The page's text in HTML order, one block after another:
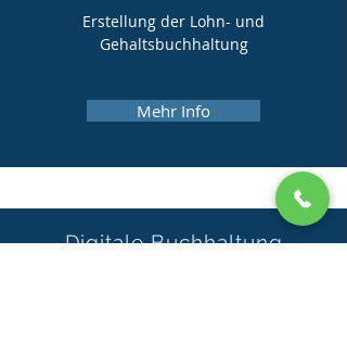
Erstellung der Lohn- und
Gehaltsbuchhaltung
Mehr Info
Digitale Buchhaltung